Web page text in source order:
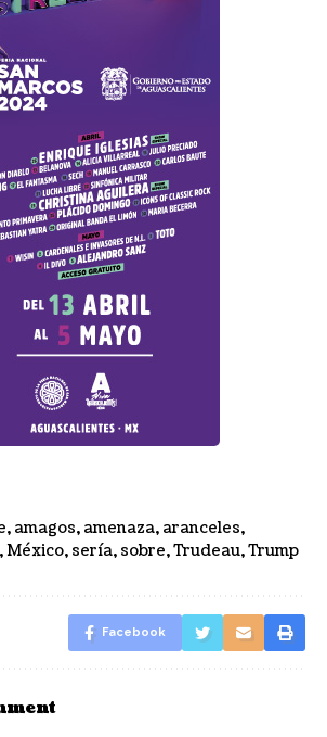
, amagos, amenaza, aranceles,
,México, sería, sobre,Trudeau,Trump
Facebook